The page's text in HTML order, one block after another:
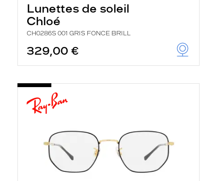
Lunettes de soleil
Chloé
CH0286S 001 GRIS FONCE BRILL
329,00 €